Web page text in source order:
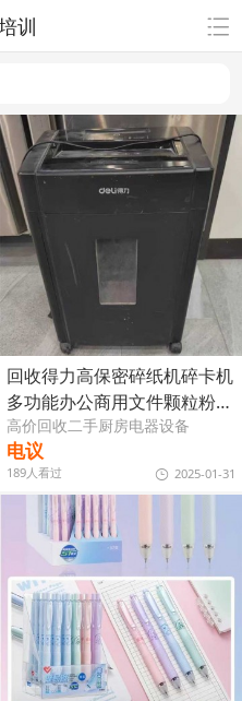
训
回收得力高保密碎纸机碎卡机
多功能办公商用文件颗粒粉碎
机
高价回收二手厨房电器设备
电议
189人看过 2025-01-31